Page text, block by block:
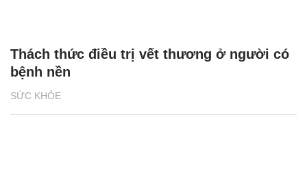
SỨC KHỎE
Thách thức điều trị vết thương ở người có
bệnh nền